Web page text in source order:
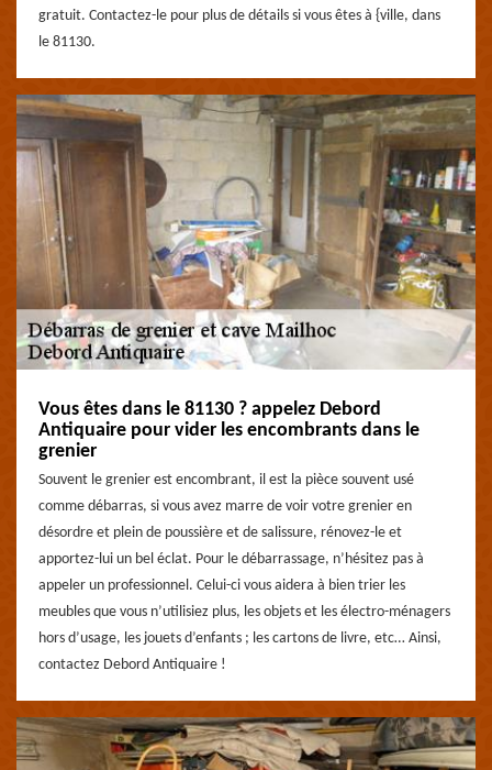
gratuit. Contactez-le pour plus de détails si vous êtes à {ville, dans
le 81130.
Vous êtes dans le 81130 ? appelez Debord
Antiquaire pour vider les encombrants dans le
grenier
Souvent le grenier est encombrant, il est la pièce souvent usé
comme débarras, si vous avez marre de voir votre grenier en
désordre et plein de poussière et de salissure, rénovez-le et
apportez-lui un bel éclat. Pour le débarrassage, n’hésitez pas à
appeler un professionnel. Celui-ci vous aidera à bien trier les
meubles que vous n’utilisiez plus, les objets et les électro-ménagers
hors d’usage, les jouets d’enfants ; les cartons de livre, etc… Ainsi,
contactez Debord Antiquaire !